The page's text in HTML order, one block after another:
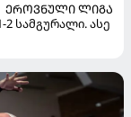
ᲔᲠᲝᲕᲜᲣᲚᲘ ᲚᲘᲒᲐ
სამგურალი. ასე